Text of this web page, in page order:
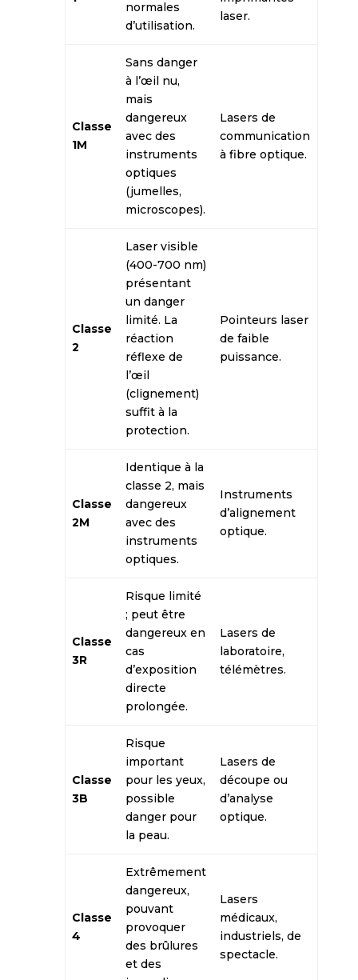
normales
d’utilisation.
laser.
Classe
1M
Sans danger
à l’œil nu,
mais
dangereux
avec des
instruments
optiques
(jumelles,
microscopes).
Lasers de
communication
à fibre optique.
Classe
2
Laser visible
(400-700 nm)
présentant
un danger
limité. La
réaction
réflexe de
l’œil
(clignement)
suffit à la
protection.
Pointeurs laser
de faible
puissance.
Classe
2M
Identique à la
classe 2, mais
dangereux
avec des
instruments
optiques.
Instruments
d’alignement
optique.
Classe
3R
Risque limité
; peut être
dangereux en
cas
d’exposition
directe
prolongée.
Lasers de
laboratoire,
télémètres.
Classe
3B
Risque
important
pour les yeux,
possible
danger pour
la peau.
Lasers de
découpe ou
d’analyse
optique.
Classe
4
Extrêmement
dangereux,
pouvant
provoquer
des brûlures
et des
Lasers
médicaux,
industriels, de
spectacle.